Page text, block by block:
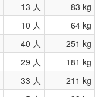
13 人
83 kg
10 人
64 kg
40 人
251 kg
29 人
181 kg
33 人
211 kg